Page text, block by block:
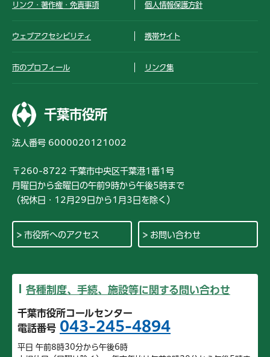
リンク・著作権・免責事項 個人情報保護方針
ウェブアクセシビリティ 携帯サイト
市のプロフィール リンク集
千葉市役所
法人番号 6000020121002
〒260-8722 千葉市中央区千葉港1番1号
月曜日から金曜日の午前9時から午後5時まで
（祝休日・12月29日から1月3日を除く）
市役所へのアクセス お問い合わせ
各種制度、手続、施設等に関する問い合わせ
千葉市役所コールセンター
電話番号 043-245-4894
平日 午前8時30分から午後6時